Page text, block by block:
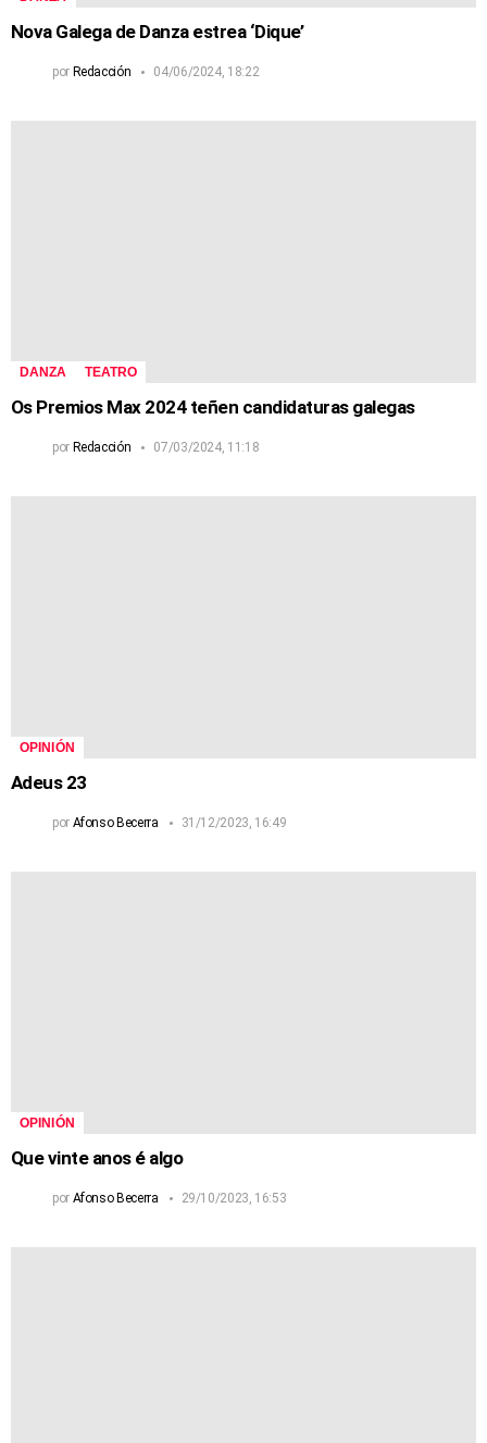
Nova Galega de Danza estrea ‘Dique’
por Redacción 04/06/2024, 18:22
DANZA TEATRO
Os Premios Max 2024 teñen candidaturas galegas
por Redacción 07/03/2024, 11:18
OPINIÓN
Adeus 23
por Afonso Becerra 31/12/2023, 16:49
OPINIÓN
Que vinte anos é algo
por Afonso Becerra 29/10/2023, 16:53